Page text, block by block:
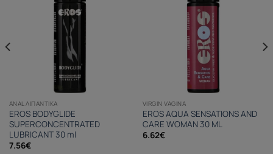
ANAL ΛΙΠΑΝΤΙΚΆ
EROS BODYGLIDE
SUPERCONCENTRATED
LUBRICANT 30 ml
7.56€
VIRGIN VAGINA
EROS AQUA SENSATIONS AND
CARE WOMAN 30 ML
6.62€